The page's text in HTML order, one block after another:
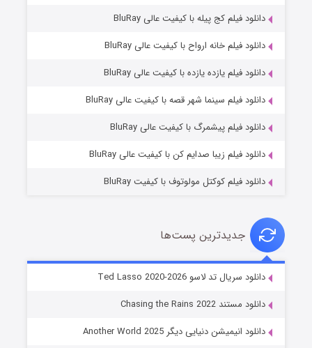
خاندان اژدها فصل ۳
دانلود فیلم کج‌ پیله با کیفیت عالی BluRay
دانلود فیلم خانه ارواح با کیفیت عالی BluRay
دانلود فیلم یازده یازده با کیفیت عالی BluRay
دانلود فیلم سینما شهر قصه با کیفیت عالی BluRay
دانلود فیلم پیشمرگ با کیفیت عالی BluRay
دانلود فیلم زیبا صدایم کن با کیفیت عالی BluRay
دانلود فیلم کوکتل مولوتوف با کیفیت BluRay
جدیدترین پست‌ها
دانلود سریال تد لاسو Ted Lasso 2020-2026
دانلود مستند Chasing the Rains 2022
دانلود انیمیشن دنیایی دیگر Another World 2025